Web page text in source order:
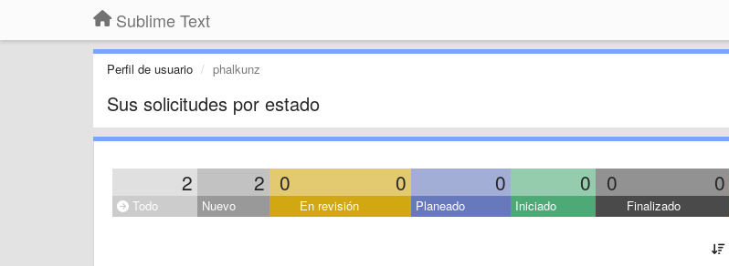
Sublime Text
Perfil de usuario phalkunz
Sus solicitudes por estado
2 2 0 0 0 0 0 0
Todo Nuevo En revisión Planeado Iniciado Finalizado